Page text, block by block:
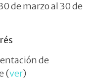
de marzo al 30 de
de
(ver)